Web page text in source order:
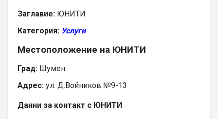
Заглавие: ЮНИТИ
Категория: Услуги
Местоположение на ЮНИТИ
Град: Шумен
Адрес: ул. Д.Войников №9-13
Данни за контакт с ЮНИТИ